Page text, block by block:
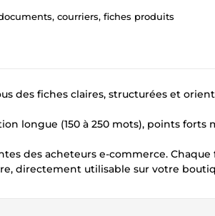
courriers, fiches produits
des fiches claires, structurées et
longue (150 à 250 mots), points forts
des acheteurs e-commerce. Chaque
directement utilisable sur votre